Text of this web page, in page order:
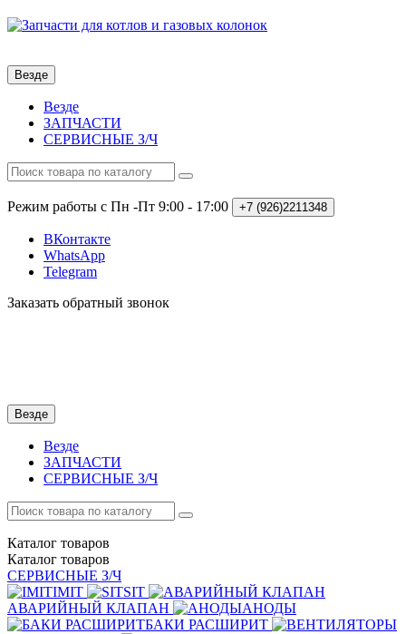
Везде
Везде
ЗАПЧАСТИ
СЕРВИСНЫЕ З/Ч
Режим работы с Пн -Пт 9:00 - 17:00 +7 (926)2211348
ВКонтакте
WhatsApp
Telegram
Заказать обратный звонок
Везде
Везде
ЗАПЧАСТИ
СЕРВИСНЫЕ З/Ч
Каталог товаров
Каталог товаров
СЕРВИСНЫЕ З/Ч
IMIT
SIT
АВАРИЙНЫЙ КЛАПАН
АНОДЫ
БАКИ РАСШИРИТ